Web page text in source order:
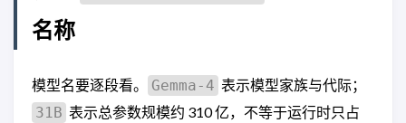
名称
模型名要逐段看。 Gemma-4 表示模型家族与代际；
31B 表示总参数规模约 310 亿，不等于运行时只占